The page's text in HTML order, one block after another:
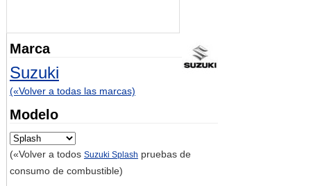
Marca
Suzuki
(«Volver a todas las marcas)
Modelo
(«Volver a todos Suzuki Splash pruebas de
consumo de combustible)